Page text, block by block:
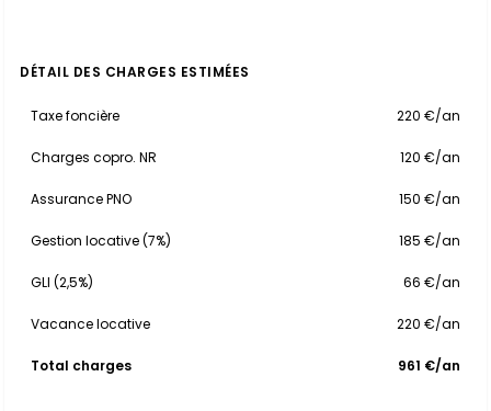
DÉTAIL DES CHARGES ESTIMÉES
Taxe foncière 220 €/an
Charges copro. NR 120 €/an
Assurance PNO 150 €/an
Gestion locative (7%) 185 €/an
GLI (2,5%) 66 €/an
Vacance locative 220 €/an
Total charges 961 €/an